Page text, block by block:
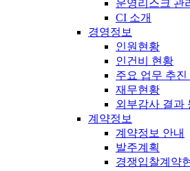
운영리스크 관
CI 소개
경영정보
인원현황
인건비 현황
주요 업무 추진
재무현황
외부감사 결과
계약정보
계약정보 안내
발주계획
경쟁입찰계약